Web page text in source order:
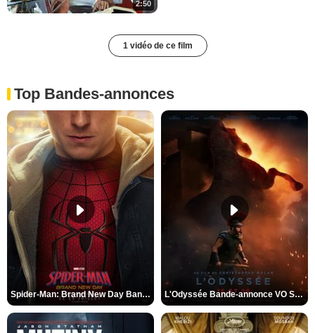
2:50
1 vidéo de ce film
Top Bandes-annonces
Spider-Man: Brand New Day Bande-annonce VO STFR L'Odyssée Bande-annonce VO STFR